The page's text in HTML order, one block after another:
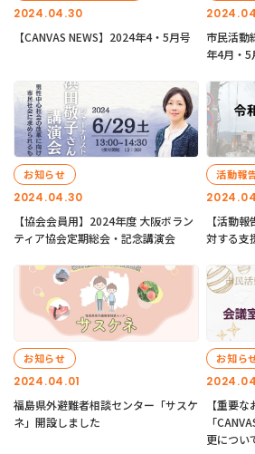
2024.04.30
【CANVAS NEWS】2024年4・5月号
市民活動
年4月・5
2024.04.30
お知らせ
【協会会員用】2024年度 大阪ボラン
ティア協会定期総会・記念講演会
活動報
【活動
対する支
2024.04.01
お知らせ
福島県外避難者相談センター「サスケ
ネ」開設しました
お知ら
【重要
「
更につい